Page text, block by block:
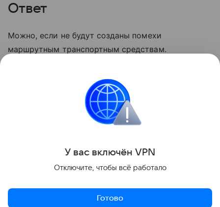
Ответ
Можно, если не будут созданы помехи
маршрутным транспортным средствам.
которая тоже важна для водителей.
Поделиться
У вас включён VPN
Отключите, чтобы всё работало
Готово